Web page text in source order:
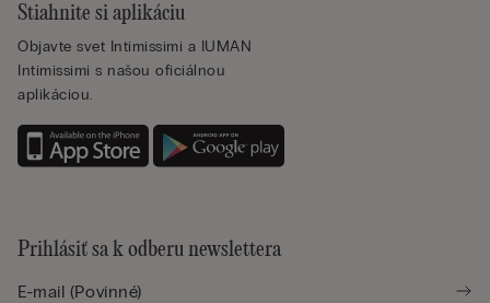
Stiahnite si aplikáciu
Objavte svet Intimissimi a IUMAN
Intimissimi s našou oficiálnou
aplikáciou.
Prihlásiť sa k odberu newslettera